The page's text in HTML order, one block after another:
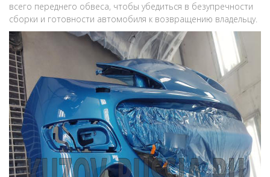
всего переднего обвеса, чтобы убедиться в безупречности
сборки и готовности автомобиля к возвращению владельцу.